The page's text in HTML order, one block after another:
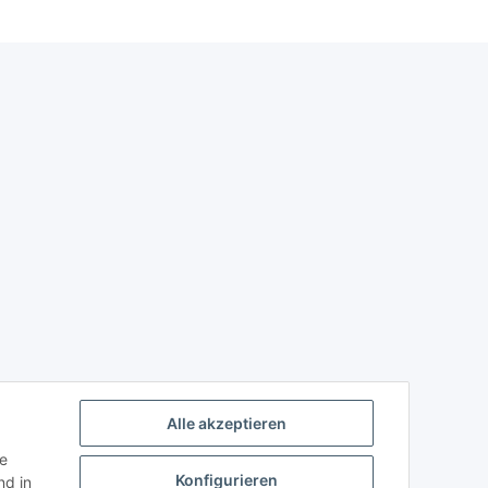
Alle akzeptieren
Konfigurieren
in